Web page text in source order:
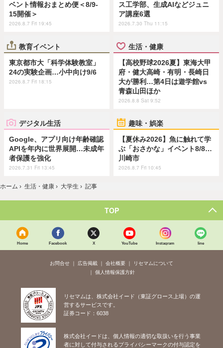
ベント情報おまとめ便＜8/9-
15開催＞
2026.8.7 Fri 19:45
ス工学部、生成AIなどジュニ
ア講座6選
2026.7.30 Thu 11:15
教育イベント
東京都市大「科学体験教室」
24の実験企画…小中向け9/6
2026.8.7 Fri 18:15
生活・健康
【高校野球2026夏】東海大甲
府・健大高崎・有明・長崎日
大が勝利…第4日は遊学館vs
青森山田ほか
2026.8.8 Sat 9:52
デジタル生活
Google、アプリ向け年齢確認
APIを年内に世界展開…未成年
者保護を強化
2026.7.31 Fri 13:45
趣味・娯楽
【夏休み2026】魚に触れて学
ぶ「おさかな」イベント8/8…
川崎市
2026.8.7 Fri 10:45
ホーム › 生活・健康 › 大学生 › 記事
TOP
Home Facebook X YouTube Instagram line
お問合せ 広告掲載 会社概要
リセマムについて
個人情報保護方針
リセマムは、株式会社イード（東証グロース上場）の運
営するサービスです。
証券コード：6038
株式会社イードは、個人情報の適切な取扱いを行う事業
者に対して付与されるプライバシーマークの付与認定を